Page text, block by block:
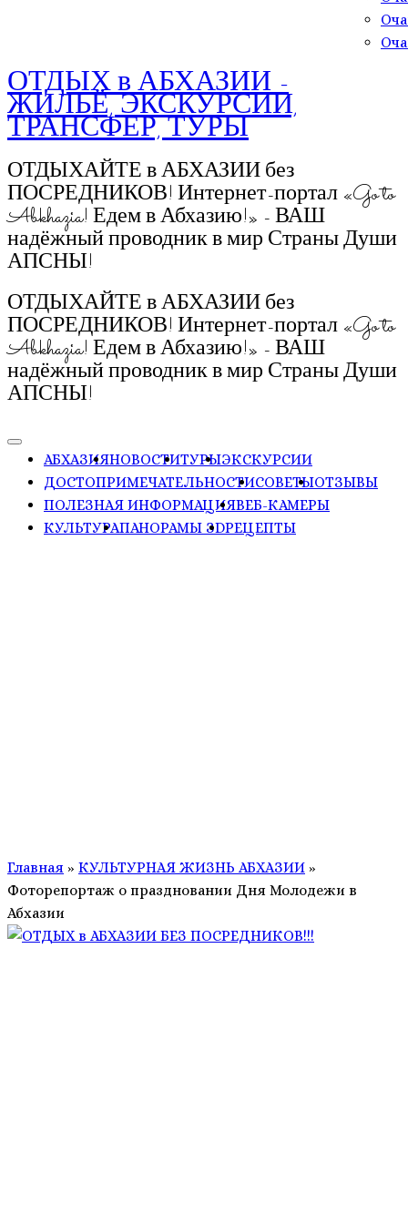
ОТДЫХ в АБХАЗИИ -
ЖИЛЬЁ, ЭКСКУРСИИ,
ТРАНСФЕР, ТУРЫ
ОТДЫХАЙТЕ в АБХАЗИИ без
ПОСРЕДНИКОВ! Интернет-портал «Go to
Abkhazia! Едем в Абхазию!» - ВАШ
надёжный проводник в мир Страны Души
АПСНЫ!
ОТДЫХАЙТЕ в АБХАЗИИ без
ПОСРЕДНИКОВ! Интернет-портал «Go to
Abkhazia! Едем в Абхазию!» - ВАШ
надёжный проводник в мир Страны Души
АПСНЫ!
АБХАЗИЯНОВОСТИТУРЫЭКСКУРСИИ
ДОСТОПРИМЕЧАТЕЛЬНОСТИСОВЕТЫОТЗЫВЫ
ПОЛЕЗНАЯ ИНФОРМАЦИЯВЕБ-КАМЕРЫ
КУЛЬТУРАПАНОРАМЫ ЗDРЕЦЕПТЫ
Главная » КУЛЬТУРНАЯ ЖИЗНЬ АБХАЗИИ »
Фоторепортаж о праздновании Дня Молодежи в
Абхазии